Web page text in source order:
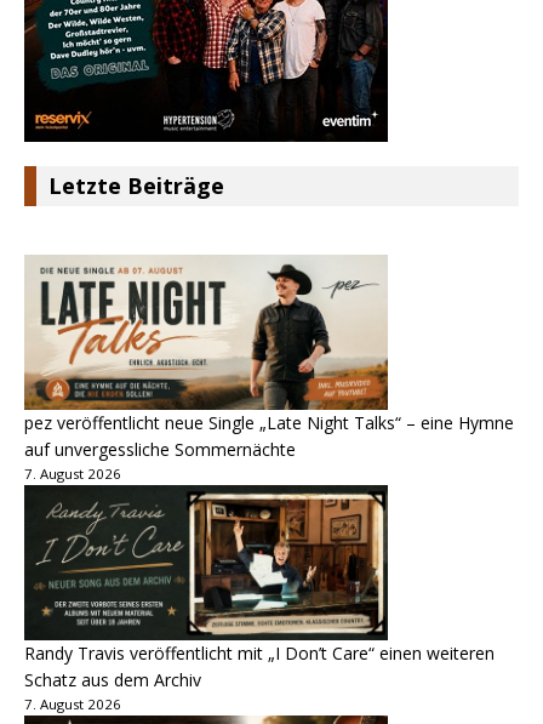
Letzte Beiträge
pez veröffentlicht neue Single „Late Night Talks“ – eine Hymne
auf unvergessliche Sommernächte
7. August 2026
Randy Travis veröffentlicht mit „I Don’t Care“ einen weiteren
Schatz aus dem Archiv
7. August 2026